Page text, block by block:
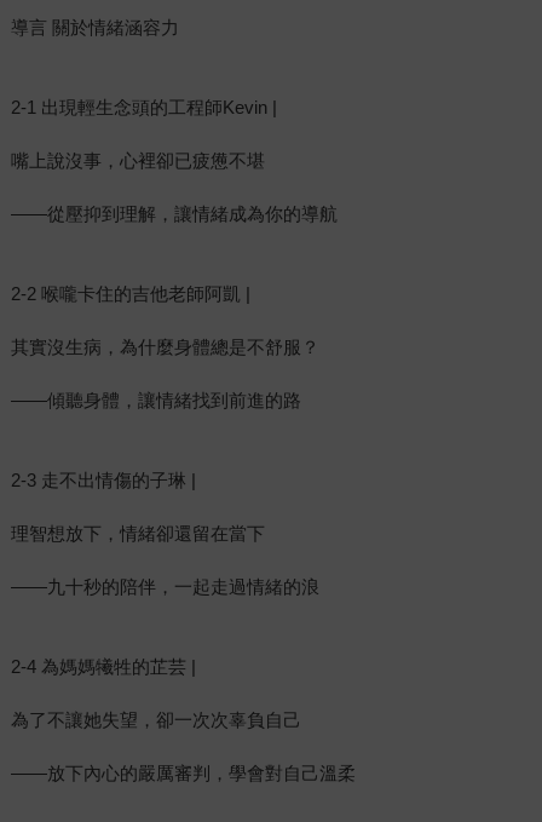
導言 關於情緒涵容力
2-1 出現輕生念頭的工程師Kevin |
嘴上說沒事，心裡卻已疲憊不堪
——從壓抑到理解，讓情緒成為你的導航
2-2 喉嚨卡住的吉他老師阿凱 |
其實沒生病，為什麼身體總是不舒服？
——傾聽身體，讓情緒找到前進的路
2-3 走不出情傷的子琳 |
理智想放下，情緒卻還留在當下
——九十秒的陪伴，一起走過情緒的浪
2-4 為媽媽犧牲的芷芸 |
為了不讓她失望，卻一次次辜負自己
——放下內心的嚴厲審判，學會對自己溫柔